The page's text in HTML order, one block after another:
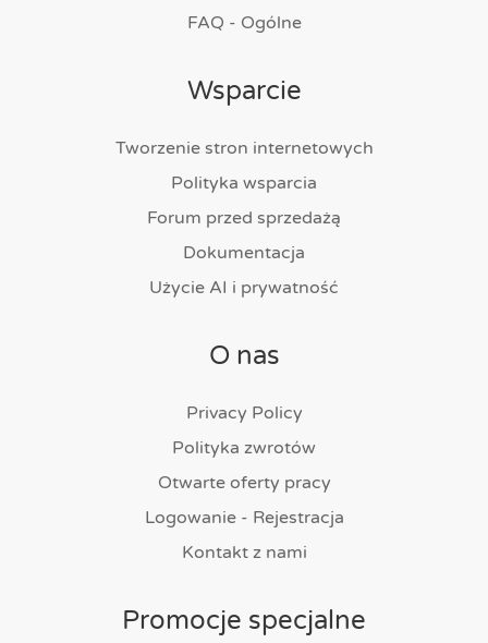
FAQ - Ogólne
Wsparcie
Tworzenie stron internetowych
Polityka wsparcia
Forum przed sprzedażą
Dokumentacja
Użycie AI i prywatność
O nas
Privacy Policy
Polityka zwrotów
Otwarte oferty pracy
Logowanie - Rejestracja
Kontakt z nami
Promocje specjalne